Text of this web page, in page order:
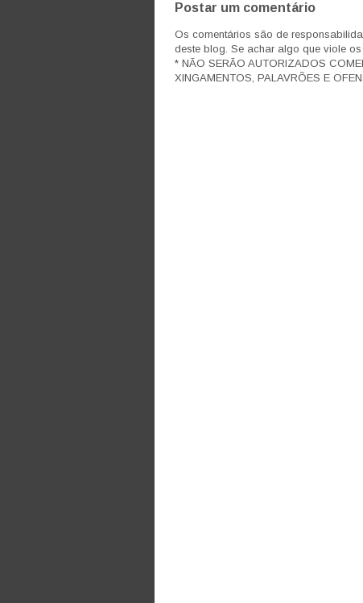
Postar um comentário
Os comentários são de
deste blog. Se achar algo que viole
* NÃO SERÃO AUTORIZADOS
XINGAMENTOS, PALAVRÕES E